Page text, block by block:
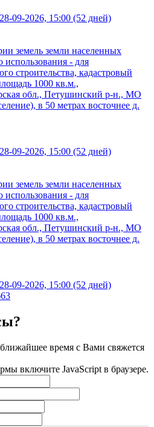
28-09-2026, 15:00 (52 дней)
земель земли населенных
использования - для
строительства, кадастровый
1000 кв.м.,
обл., Петушинский р-н., МО
в 50 метрах восточнее д.
28-09-2026, 15:00 (52 дней)
земель земли населенных
использования - для
строительства, кадастровый
1000 кв.м.,
обл., Петушинский р-н., МО
в 50 метрах восточнее д.
28-09-2026, 15:00 (52 дней)
время с Вами свяжется
включите JavaScript в браузере.